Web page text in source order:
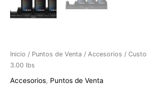
Inicio / Puntos de Venta / Accesorios /
3.00 lbs
Accesorios, Puntos de Venta